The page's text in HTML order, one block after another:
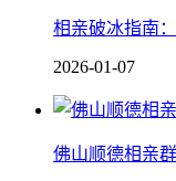
相亲破冰指南
2026-01-07
佛山顺德相亲